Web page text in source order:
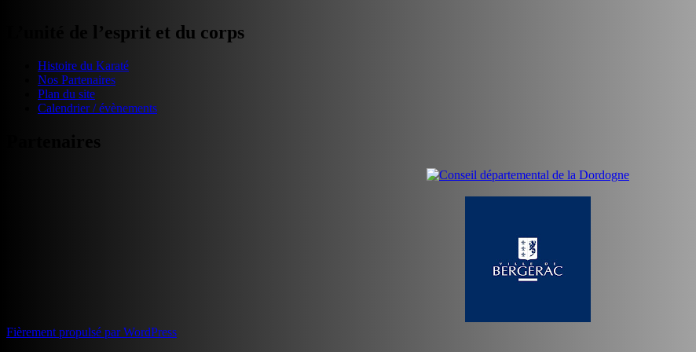
L’unité de l’esprit et du corps
Histoire du Karaté
Nos Partenaires
Plan du site
Calendrier / évènements
Fièrement propulsé par WordPress